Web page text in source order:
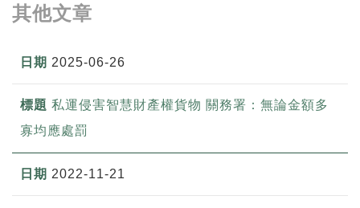
其他文章
2025-06-26
私運侵害智慧財產權貨物 關務署：無論金額多
寡均應處罰
2022-11-21